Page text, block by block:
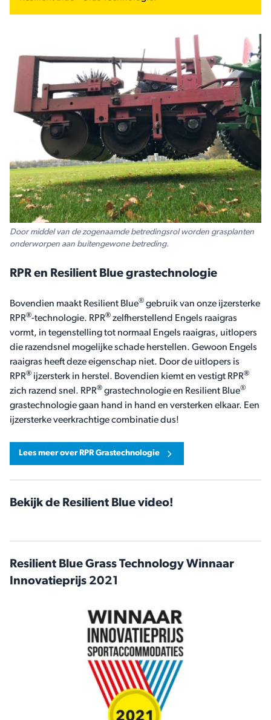
Door middel van de zogenaamde betredingsrol worden grasplanten
onderworpen aan buitengewone betreding.
RPR en Resilient Blue grastechnologie
Bovendien maakt Resilient Blue® gebruik van onze ijzersterke
RPR®-technologie. RPR® zelfherstellend Engels raaigras
vormt, in tegenstelling tot normaal Engels raaigras, uitlopers
die razendsnel mogelijke schade herstellen. Gewoon Engels
raaigras heeft deze eigenschap niet. Door de uitlopers is
RPR® ijzersterk in herstel. Bovendien kiemt en vestigt RPR®
zich razend snel. RPR® grastechnologie en Resilient Blue®
grastechnologie gaan hand in hand en versterken elkaar. Een
ijzersterke veerkrachtige combinatie dus!
Lees meer over RPR Grastechnologie
Bekijk de Resilient Blue video!
Resilient Blue Grass Technology Winnaar
Innovatieprijs 2021